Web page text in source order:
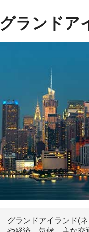
グランドア
グランドアイランド(